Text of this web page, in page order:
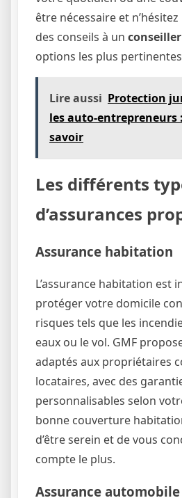
être nécessaire et
des conseils à un conseiller
options les plus
Lire aussi Protection
les auto-entrepreneurs
savoir
Les différents
d’assurances
Assurance habitation
L’assurance habitation est
protéger votre domicile
risques tels que les
eaux ou le vol. GMF
adaptés aux propriétaires
locataires, avec des
personnalisables selon
bonne couverture
d’être serein et de vous
compte le plus.
Assurance automobile